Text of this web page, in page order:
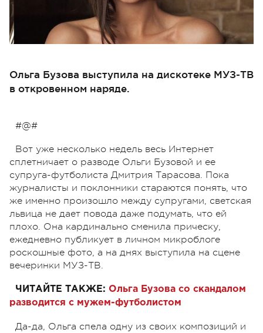
Ольга Бузова выступила на дискотеке МУЗ-ТВ
в откровенном наряде.
#@#
Вот уже несколько недель весь Интернет
сплетничает о разводе Ольги Бузовой и ее
супруга-футболиста Дмитрия Тарасова. Пока
журналисты и поклонники стараются понять, что
же именно произошло между супругами, светская
львица не дает повода даже подумать, что ей
плохо. Она кардинально сменила прическу,
ежедневно публикует в личном микроблоге
роскошные фото, а на днях выступила на сцене
вечеринки МУЗ-ТВ.
ЧИТАЙТЕ ТАКЖЕ: Ольга Бузова со скандалом
разводится с мужем-футболистом
Да-да, Ольга спела одну из своих композиций и